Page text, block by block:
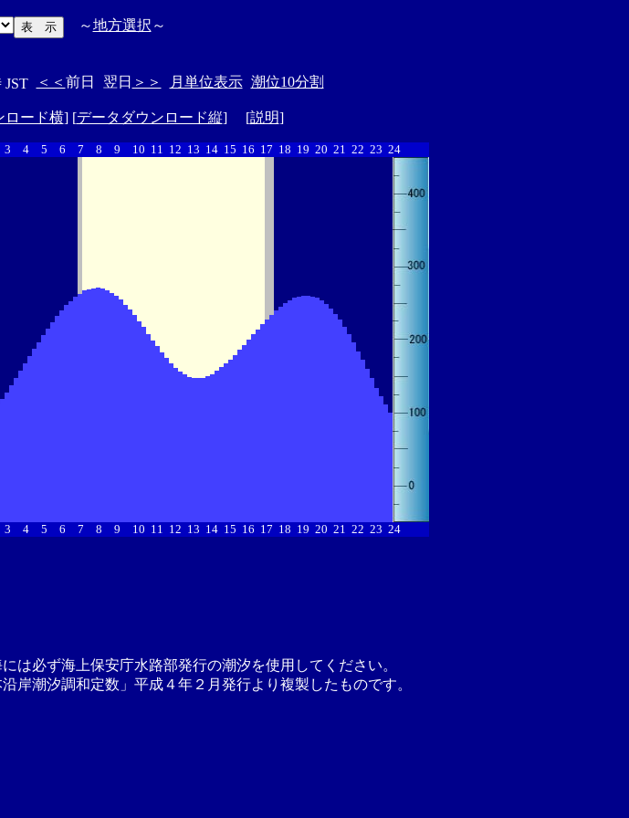
～地方選択 ～
＜＜ 前日 翌日 ＞＞ 月単位表示 潮位10分割
ロード横] [データダウンロード縦] [説明]
3 4 5 6 7 8 9 10 11 12 13 14 15 16 17 18 19 20 21 22 23 24
3 4 5 6 7 8 9 10 11 12 13 14 15 16 17 18 19 20 21 22 23 24
は必ず海上保安庁水路部発行の潮汐を使用してください。
岸潮汐調和定数」平成４年２月発行より複製したものです。